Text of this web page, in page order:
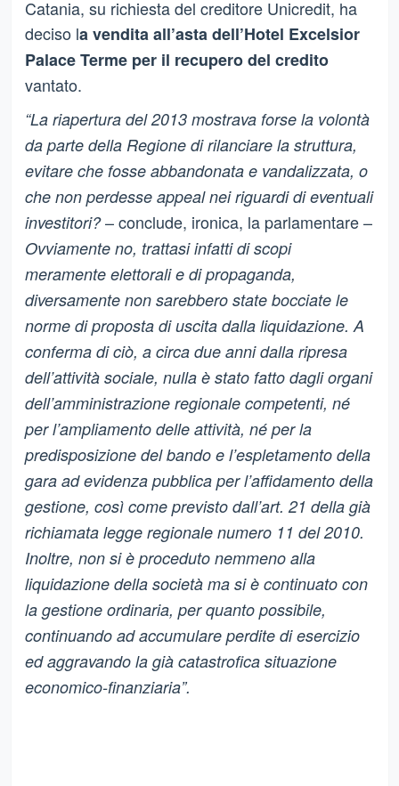
Catania, su richiesta del creditore Unicredit, ha
deciso la vendita all’asta dell’Hotel Excelsior
Palace Terme per il recupero del credito
vantato.
“La riapertura del 2013 mostrava forse la volontà
da parte della Regione di rilanciare la struttura,
evitare che fosse abbandonata e vandalizzata, o
che non perdesse appeal nei riguardi di eventuali
investitori?– conclude, ironica, la parlamentare –
Ovviamente no, trattasi infatti di scopi
meramente elettorali e di propaganda,
diversamente non sarebbero state bocciate le
norme di proposta di uscita dalla liquidazione. A
conferma di ciò, a circa due anni dalla ripresa
dell’attività sociale, nulla è stato fatto dagli organi
dell’amministrazione regionale competenti, né
per l’ampliamento delle attività, né per la
predisposizione del bando e l’espletamento della
gara ad evidenza pubblica per l’affidamento della
gestione, così come previsto dall’art. 21 della già
richiamata legge regionale numero 11 del 2010.
Inoltre, non si è proceduto nemmeno alla
liquidazione della società ma si è continuato con
la gestione ordinaria, per quanto possibile,
continuando ad accumulare perdite di esercizio
ed aggravando la già catastrofica situazione
economico-finanziaria”.